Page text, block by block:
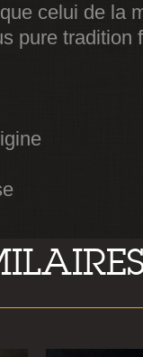
celui de la
pure tradition